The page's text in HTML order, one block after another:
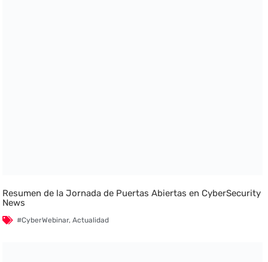
Resumen de la Jornada de Puertas Abiertas en CyberSecurity
News
#CyberWebinar,Actualidad